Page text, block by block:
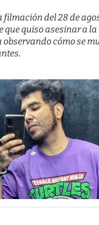
filmación del 28 de
que quiso asesinar a la
cómo se